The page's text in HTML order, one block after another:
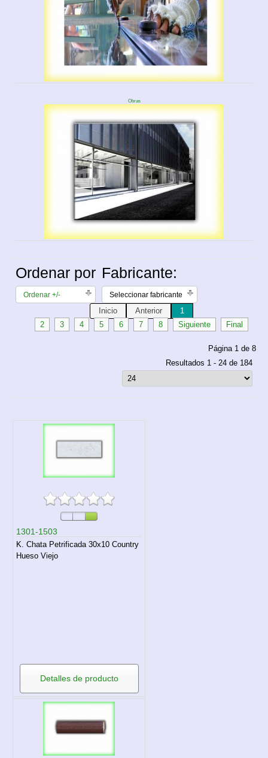
Obras
Ordenar por
Ordenar +/-
Fabricante:
Seleccionar fabricante
Inicio Anterior
1
2
3 4 5 6 7 8 Siguiente Final
Página 1 de 8
Resultados 1 - 24 de 184
1301-1503
K. Chata Petrificada 30x10 Country
Hueso Viejo
Detalles de producto